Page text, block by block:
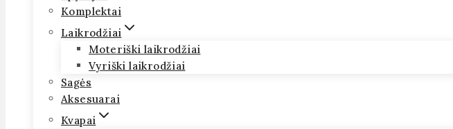
Komplektai
Laikrodžiai
Moteriški laikrodžiai
Vyriški laikrodžiai
Sagės
Aksesuarai
Kvapai